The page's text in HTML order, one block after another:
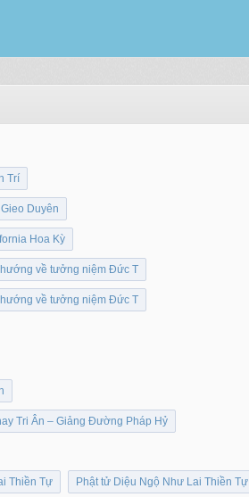
Trí
Duyên
Hoa Kỳ
về tưởng niệm Đức T
về tưởng niệm Đức T
Tri Ân – Giảng Đường Pháp Hỷ
Thiền Tự Phật tử Diệu Ngộ Như Lai Thiền Tự